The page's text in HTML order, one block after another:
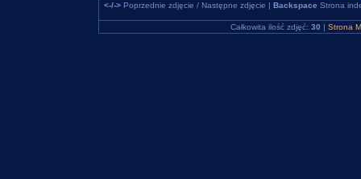
<-/->Poprzednie zdjęcie / Następne zdjęcie | Backspace Strona
Całkowita ilość zdjęć: 30 | Strona